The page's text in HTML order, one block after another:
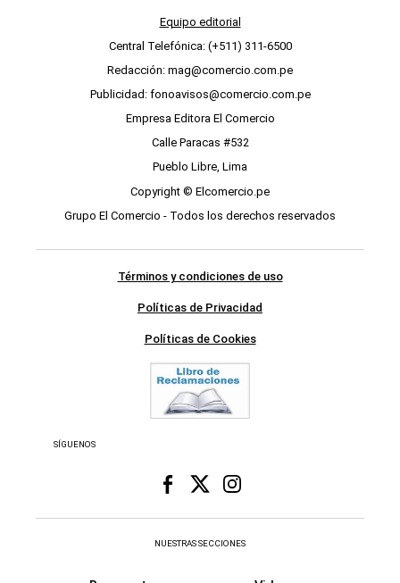
Equipo editorial
Central Telefónica: (+511) 311-6500
Redacción: mag@comercio.com.pe
Publicidad: fonoavisos@comercio.com.pe
Empresa Editora El Comercio
Calle Paracas #532
Pueblo Libre, Lima
Copyright © Elcomercio.pe
Grupo El Comercio - Todos los derechos reservados
Términos y condiciones de uso
Políticas de Privacidad
Políticas de Cookies
SÍGUENOS
NUESTRAS SECCIONES